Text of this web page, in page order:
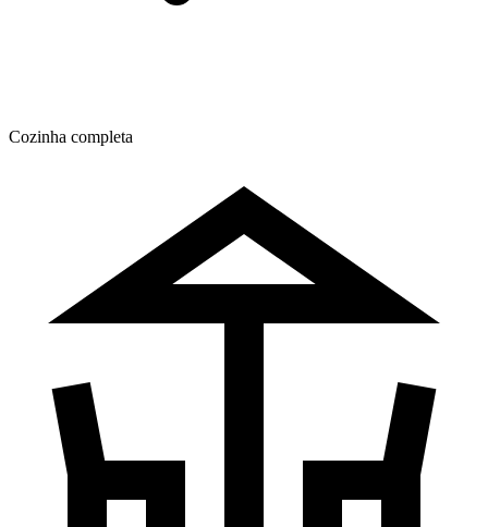
Cozinha completa